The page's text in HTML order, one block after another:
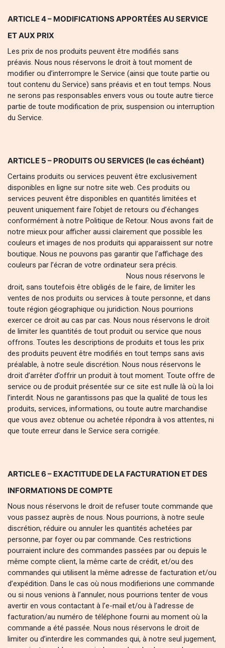
ARTICLE 4 – MODIFICATIONS APPORTÉES AU SERVICE
ET AUX PRIX
Les prix de nos produits peuvent être modifiés sans
préavis. Nous nous réservons le droit à tout moment de
modifier ou d’interrompre le Service (ainsi que toute partie ou
tout contenu du Service) sans préavis et en tout temps. Nous
ne serons pas responsables envers vous ou toute autre tierce
partie de toute modification de prix, suspension ou interruption
du Service.
ARTICLE 5 – PRODUITS OU SERVICES (le cas échéant)
Certains produits ou services peuvent être exclusivement
disponibles en ligne sur notre site web. Ces produits ou
services peuvent être disponibles en quantités limitées et
peuvent uniquement faire l’objet de retours ou d’échanges
conformément à notre Politique de Retour. Nous avons fait de
notre mieux pour afficher aussi clairement que possible les
couleurs et images de nos produits qui apparaissent sur notre
boutique. Nous ne pouvons pas garantir que l’affichage des
couleurs par l’écran de votre ordinateur sera précis.
Nous nous réservons le
droit, sans toutefois être obligés de le faire, de limiter les
ventes de nos produits ou services à toute personne, et dans
toute région géographique ou juridiction. Nous pourrions
exercer ce droit au cas par cas. Nous nous réservons le droit
de limiter les quantités de tout produit ou service que nous
offrons. Toutes les descriptions de produits et tous les prix
des produits peuvent être modifiés en tout temps sans avis
préalable, à notre seule discrétion. Nous nous réservons le
droit d’arrêter d’offrir un produit à tout moment. Toute offre de
service ou de produit présentée sur ce site est nulle là où la loi
l’interdit. Nous ne garantissons pas que la qualité de tous les
produits, services, informations, ou toute autre marchandise
que vous avez obtenue ou achetée répondra à vos attentes, ni
que toute erreur dans le Service sera corrigée.
ARTICLE 6 – EXACTITUDE DE LA FACTURATION ET DES
INFORMATIONS DE COMPTE
Nous nous réservons le droit de refuser toute commande que
vous passez auprès de nous. Nous pourrions, à notre seule
discrétion, réduire ou annuler les quantités achetées par
personne, par foyer ou par commande. Ces restrictions
pourraient inclure des commandes passées par ou depuis le
même compte client, la même carte de crédit, et/ou des
commandes qui utilisent la même adresse de facturation et/ou
d’expédition. Dans le cas où nous modifierions une commande
ou si nous venions à l’annuler, nous pourrions tenter de vous
avertir en vous contactant à l’e-mail et/ou à l’adresse de
facturation/au numéro de téléphone fourni au moment où la
commande a été passée. Nous nous réservons le droit de
limiter ou d’interdire les commandes qui, à notre seul jugement,